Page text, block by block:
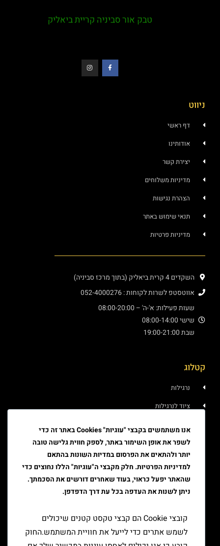
טבק אור סביניה קריית ביאליק
ניווט
דף ראשי
אודותינו
יצירת קשר
מדיניות משלוחים
הצהרת נגישות
תנאי שימוש באתר
מדיניות פרטיות
השקדים 4 קרית ביאליק (בתוך מרכז סביניה)
אווטסטפ לשרות לקוחות : 052-4000276
שעות פעילות: א'-ה' – 08:00-20:00
שישי 08:00-14:00
שבת 19:00-21:00
קטלוג
נרגילות
ציוד לנרגילות
טבק
ציוד למעשן
יצירת קשר
אנו משתמשים בקבצי "עוגיות" Cookies באתר זה כדי
לשפר את אופן השימור באתר, לספק חווית גלישה טובה
יותר ולהתאים את הפרסום במדיות השונות בהתאם
למדיניות הפרטיות. חלק מקבצי ה"עוגיות" הללו נחוצים כדי
שהאתר יפעל כראוי, בעוד שאחרים דורשים את הסכמתך.
ניתן לשנות את העדפה בכל עת דרך הדפדפן.
קובצי Cookie הם קבצי טקסט קטנים שיכולים
לשמש אתרים כדי לייעל את חוויית המשתמש.החוק